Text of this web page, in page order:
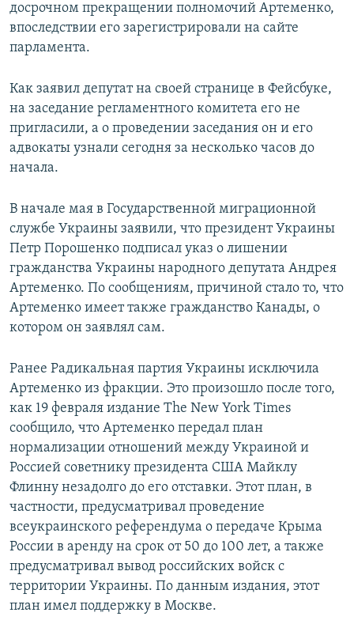
досрочном прекращении полномочий Артеменко,
впоследствии его зарегистрировали на сайте
парламента.
Как заявил депутат на своей странице в Фейсбуке,
на заседание регламентного комитета его не
пригласили, а о проведении заседания он и его
адвокаты узнали сегодня за несколько часов до
начала.
В начале мая в Государственной миграционной
службе Украины заявили, что президент Украины
Петр Порошенко подписал указ о лишении
гражданства Украины народного депутата Андрея
Артеменко. По сообщениям, причиной стало то, что
Артеменко имеет также гражданство Канады, о
котором он заявлял сам.
Ранее Радикальная партия Украины исключила
Артеменко из фракции. Это произошло после того,
как 19 февраля издание The New York Times
сообщило, что Артеменко передал план
нормализации отношений между Украиной и
Россией советнику президента США Майклу
Флинну незадолго до его отставки. Этот план, в
частности, предусматривал проведение
всеукраинского референдума о передаче Крыма
России в аренду на срок от 50 до 100 лет, а также
предусматривал вывод российских войск с
территории Украины. По данным издания, этот
план имел поддержку в Москве.